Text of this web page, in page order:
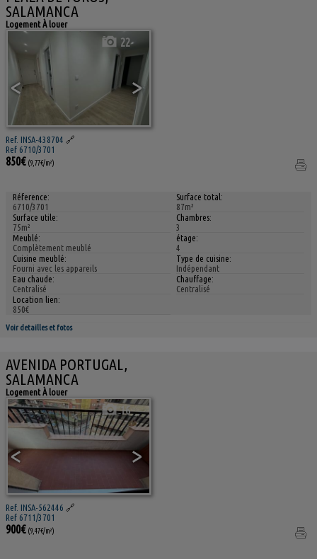
SALAMANCA
Logement À louer
< >
22
Ref. INSA-438704 🔗
Ref 6710/3701
850€ (9,77€/m²)
Réference:
6710/3701
Surface total:
87m²
Surface utile:
75m²
Chambres:
3
Meublé:
Complètement meublé
étage:
4
Cuisine meublé:
Fourni avec les appareils
Type de cuisine:
Indépendant
Eau chaude:
Centralisé
Chauffage:
Centralisé
Location lien:
850€
Voir detailles et fotos
AVENIDA PORTUGAL,
SALAMANCA
Logement À louer
< >
16
Ref. INSA-562446 🔗
Ref 6711/3701
900€ (9,47€/m²)